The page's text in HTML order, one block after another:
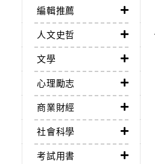
編輯推薦
人文史哲
文學
心理勵志
商業財經
社會科學
考試用書